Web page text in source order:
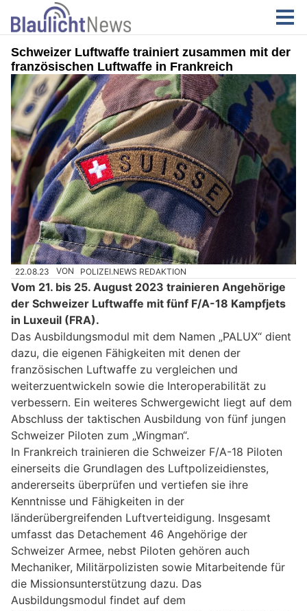
Schweizer Luftwaffe trainiert zusammen mit der
französischen Luftwaffe in Frankreich
22.08.23 VON POLIZEI.NEWS REDAKTION
Vom 21. bis 25. August 2023 trainieren Angehörige
der Schweizer Luftwaffe mit fünf F/A-18 Kampfjets
in Luxeuil (FRA).
Das Ausbildungsmodul mit dem Namen „PALUX“ dient
dazu, die eigenen Fähigkeiten mit denen der
französischen Luftwaffe zu vergleichen und
weiterzuentwickeln sowie die Interoperabilität zu
verbessern. Ein weiteres Schwergewicht liegt auf dem
Abschluss der taktischen Ausbildung von fünf jungen
Schweizer Piloten zum „Wingman“.
In Frankreich trainieren die Schweizer F/A-18 Piloten
einerseits die Grundlagen des Luftpolizeidienstes,
andererseits überprüfen und vertiefen sie ihre
Kenntnisse und Fähigkeiten in der
länderübergreifenden Luftverteidigung. Insgesamt
umfasst das Detachement 46 Angehörige der
Schweizer Armee, nebst Piloten gehören auch
Mechaniker, Militärpolizisten sowie Mitarbeitende für
die Missionsunterstützung dazu. Das
Ausbildungsmodul findet auf dem